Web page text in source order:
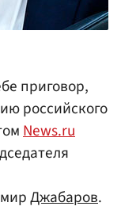
приговор,
российского
News.ru
Джабаров.